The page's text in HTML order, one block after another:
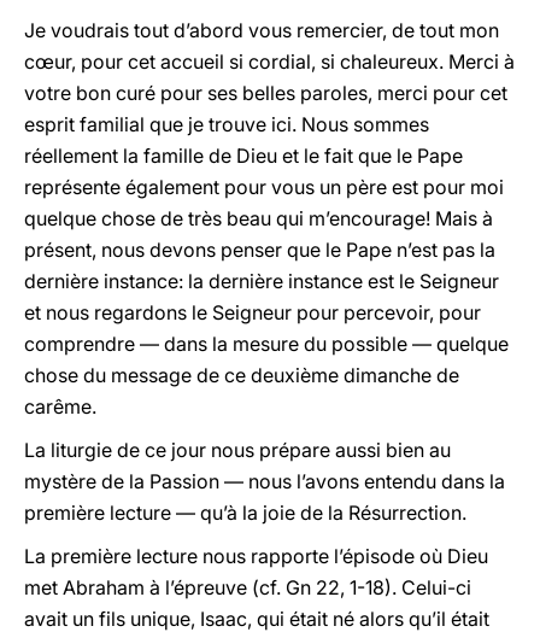
Je voudrais tout d’abord vous remercier, de tout mon
cœur, pour cet accueil si cordial, si chaleureux. Merci à
votre bon curé pour ses belles paroles, merci pour cet
esprit familial que je trouve ici. Nous sommes
réellement la famille de Dieu et le fait que le Pape
représente également pour vous un père est pour moi
quelque chose de très beau qui m’encourage! Mais à
présent, nous devons penser que le Pape n’est pas la
dernière instance: la dernière instance est le Seigneur
et nous regardons le Seigneur pour percevoir, pour
comprendre — dans la mesure du possible — quelque
chose du message de ce deuxième dimanche de
carême.
La liturgie de ce jour nous prépare aussi bien au
mystère de la Passion — nous l’avons entendu dans la
première lecture — qu’à la joie de la Résurrection.
La première lecture nous rapporte l’épisode où Dieu
met Abraham à l’épreuve (cf. Gn 22, 1-18). Celui-ci
avait un fils unique, Isaac, qui était né alors qu’il était